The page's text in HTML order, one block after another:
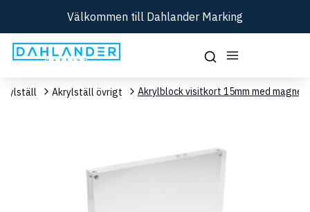
Välkommen till Dahlander Marking
Akrylställ övrigt Akrylblock visitkort 15mm med magnet